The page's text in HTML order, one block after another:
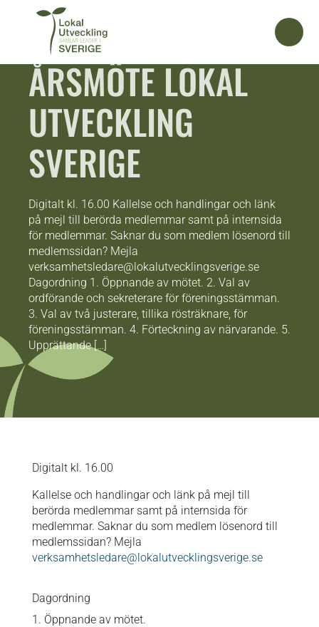
ÅRSMÖTE LOKAL
UTVECKLING
SVERIGE
Digitalt kl. 16.00 Kallelse och handlingar och länk
på mejl till berörda medlemmar samt på internsida
för medlemmar. Saknar du som medlem lösenord till
medlemssidan? Mejla
verksamhetsledare@lokalutvecklingsverige.se
Dagordning 1. Öppnande av mötet. 2. Val av
ordförande och sekreterare för föreningsstämman.
3. Val av två justerare, tillika rösträknare, för
föreningsstämman. 4. Förteckning av närvarande. 5.
Upprättande […]
Digitalt kl. 16.00
Kallelse och handlingar och länk på mejl till
berörda medlemmar samt på internsida för
medlemmar. Saknar du som medlem lösenord till
medlemssidan? Mejla
verksamhetsledare@lokalutvecklingsverige.se
Dagordning
1. Öppnande av mötet.